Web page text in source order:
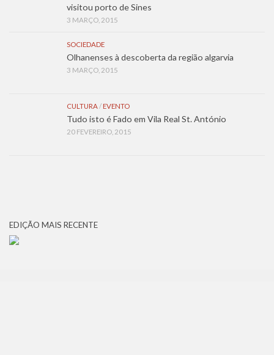
visitou porto de Sines
3 MARÇO, 2015
SOCIEDADE
Olhanenses à descoberta da região algarvia
3 MARÇO, 2015
CULTURA/ EVENTO
Tudo isto é Fado em Vila Real St. António
20 FEVEREIRO, 2015
EDIÇÃO MAIS RECENTE